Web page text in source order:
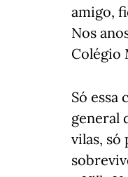
amigo,
Nos
Colégio
Só
general
vilas,